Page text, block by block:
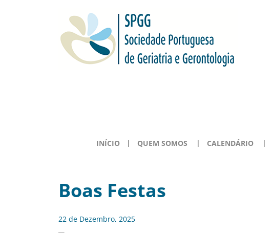
INÍCIO QUEM SOMOS CALENDÁRIO
Boas Festas
22 de Dezembro, 2025